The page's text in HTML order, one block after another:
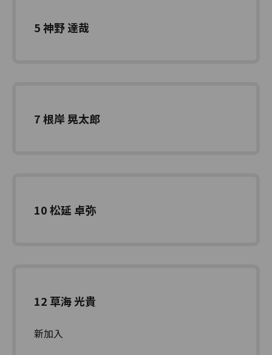
5 神野 達哉
7 根岸 晃太郎
10 松延 卓弥
12 草海 光貴
新加入